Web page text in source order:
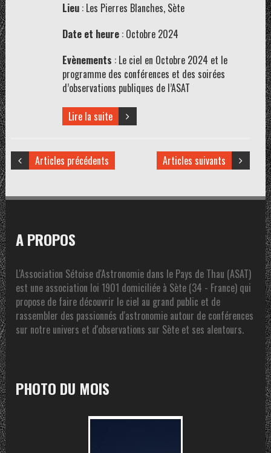
Lieu : Les Pierres Blanches, Sète
Date et heure: Octobre 2024
Evènements : Le ciel en Octobre 2024 et le
programme des conférences et des soirées
d’observations publiques de l’ASAT
Lire la suite
Articles précédents Articles suivants
A PROPOS
L'Association Sétoise d'Astronomie dans le Pays de Thau (ASAT)
est une association loi 1901 domiciliée à Sète (34 - France) qui
propose de faire découvrir le ciel au grand public et de
rassembler des passionnés d'astronomie autour de conférences
sur notre univers et d'observations sur Sète et ses alentours.
PHOTO DU MOIS